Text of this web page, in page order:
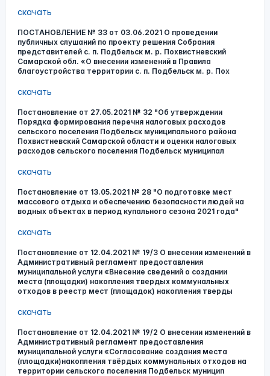
скачать
ПОСТАНОВЛЕНИЕ № 33 от 03.06.2021 О проведении
публичных слушаний по проекту решения Собрания
представителей с. п. Подбельск м. р. Похвистневский
Самарской обл. «О внесении изменений в Правила
благоустройства территории с. п. Подбельск м. р. Пох
скачать
Постановление от 27.05.2021 № 32 "Об утверждении
Порядка формирования перечня налоговых расходов
сельского поселения Подбельск муниципального района
Похвистневский Самарской области и оценки налоговых
расходов сельского поселения Подбельск муниципал
скачать
Постановление от 13.05.2021 № 28 "О подготовке мест
массового отдыха и обеспечению безопасности людей на
водных объектах в период купального сезона 2021 года"
скачать
Постановление от 12.04.2021 № 19/3 О внесении изменений в
Административный регламент предоставления
муниципальной услуги «Внесение сведений о создании
места (площадки) накопления твердых коммунальных
отходов в реестр мест (площадок) накопления тверды
скачать
Постановление от 12.04.2021 № 19/2 О внесении изменений в
Административный регламент предоставления
муниципальной услуги «Согласование создания места
(площадки)накопления твёрдых коммунальных отходов на
территории сельского поселения Подбельск муницип